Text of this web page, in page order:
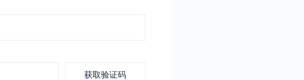
获取验证码